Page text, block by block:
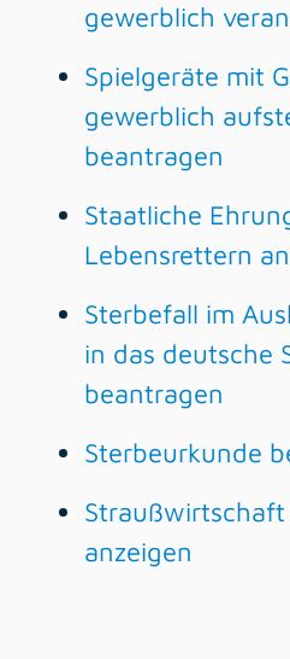
gewerblich
Spielgeräte mit
gewerblich
beantragen
Staatliche
Lebensrettern
Sterbefall im
in das deutsche
beantragen
Sterbeurkunde
anzeigen